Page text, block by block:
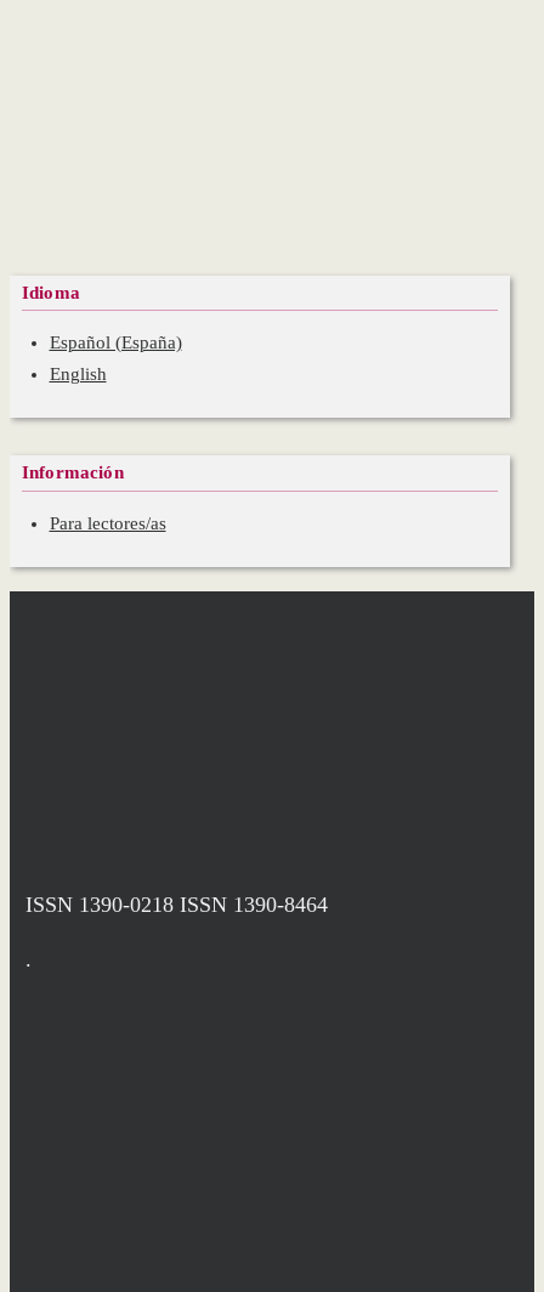
Idioma
Español (España)
English
Información
Para lectores/as
ISSN 1390-0218 ISSN 1390-8464
.